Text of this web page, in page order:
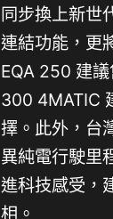
同步換上新世
連結功能，更
EQA 250 建
300 4MATIC
擇。此外，台
異純電行駛里
進科技感受，
相。